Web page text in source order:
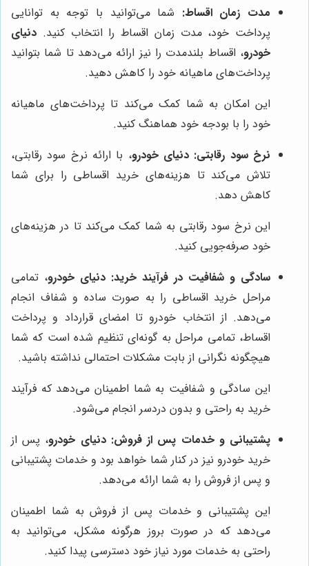
مدت زمان اقساط: شما می‌توانید با توجه به توانایی
پرداخت خود، مدت زمان اقساط را انتخاب کنید. دنیای
خودرو، اقساط بلندمدت را نیز ارائه می‌دهد تا شما بتوانید
پرداخت‌های ماهیانه خود را کاهش دهید.
این امکان به شما کمک می‌کند تا پرداخت‌های ماهیانه
خود را با بودجه خود هماهنگ کنید.
نرخ سود رقابتی: دنیای خودرو، با ارائه نرخ سود رقابتی،
تلاش می‌کند تا هزینه‌های خرید اقساطی را برای شما
کاهش دهد.
این نرخ سود رقابتی به شما کمک می‌کند تا در هزینه‌های
خود صرفه‌جویی کنید.
سادگی و شفافیت در فرآیند خرید: دنیای خودرو، تمامی
مراحل خرید اقساطی را به صورت ساده و شفاف انجام
می‌دهد. از انتخاب خودرو تا امضای قرارداد و پرداخت
اقساط، تمامی مراحل به گونه‌ای تنظیم شده است که شما
هیچگونه نگرانی از بابت مشکلات احتمالی نداشته باشید.
این سادگی و شفافیت به شما اطمینان می‌دهد که فرآیند
خرید به راحتی و بدون دردسر انجام می‌شود.
پشتیبانی و خدمات پس از فروش: دنیای خودرو، پس از
خرید خودرو نیز در کنار شما خواهد بود و خدمات پشتیبانی
و پس از فروش را به شما ارائه می‌دهد.
این پشتیبانی و خدمات پس از فروش به شما اطمینان
می‌دهد که در صورت بروز هرگونه مشکل، می‌توانید به
راحتی به خدمات مورد نیاز خود دسترسی پیدا کنید.